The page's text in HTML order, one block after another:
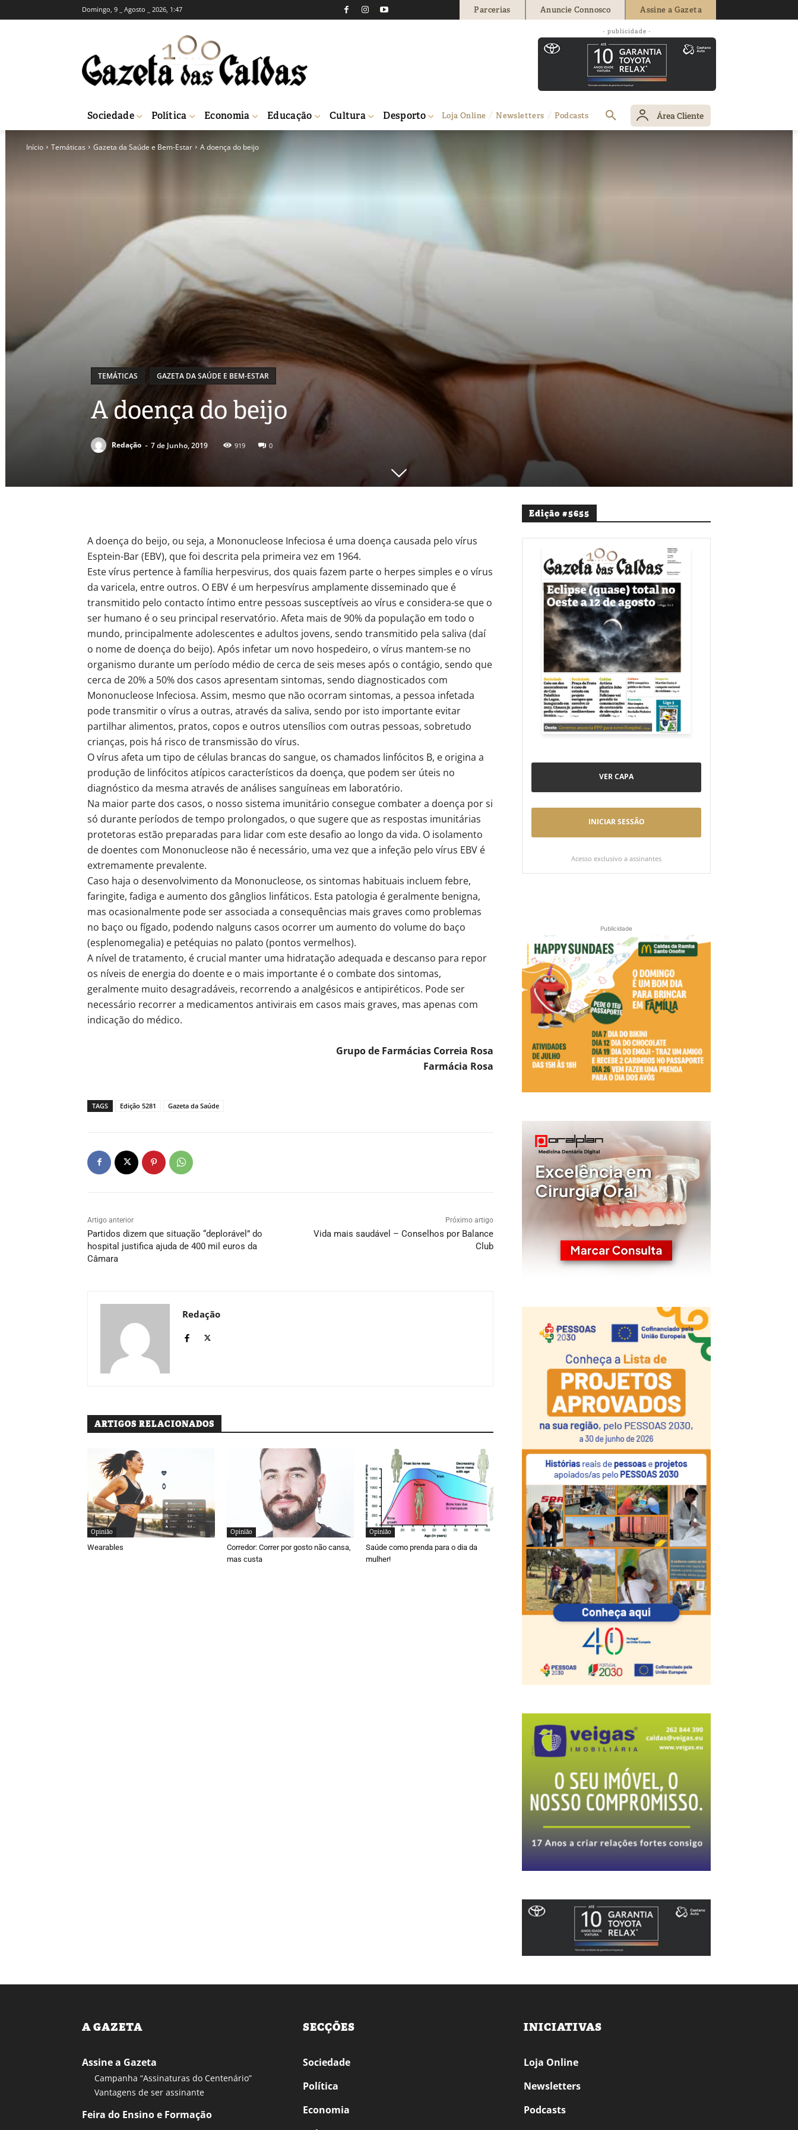
Domingo, 9 _ Agosto _ 2026, 1:47 Parcerias Anuncie Connosco Assine a Gazeta
- publicidade -
Sociedade Política Economia Educação Cultura Desporto Loja Online Newsletters Podcasts Área Cliente
Início Temáticas Gazeta da Saúde e Bem-Estar A doença do beijo
TEMÁTICAS GAZETA DA SAÚDE E BEM-ESTAR
A doença do beijo
Redação - 7 de Junho, 2019 919 0
A doença do beijo, ou seja, a Mononucleose Infeciosa é uma doença causada pelo vírus
Esptein-Bar (EBV), que foi descrita pela primeira vez em 1964.
Este vírus pertence à família herpesvirus, dos quais fazem parte o herpes simples e o vírus
da varicela, entre outros. O EBV é um herpesvírus amplamente disseminado que é
transmitido pelo contacto íntimo entre pessoas susceptíveis ao vírus e considera-se que o
ser humano é o seu principal reservatório. Afeta mais de 90% da população em todo o
mundo, principalmente adolescentes e adultos jovens, sendo transmitido pela saliva (daí
o nome de doença do beijo). Após infetar um novo hospedeiro, o vírus mantem-se no
organismo durante um período médio de cerca de seis meses após o contágio, sendo que
cerca de 20% a 50% dos casos apresentam sintomas, sendo diagnosticados com
Mononucleose Infeciosa. Assim, mesmo que não ocorram sintomas, a pessoa infetada
pode transmitir o vírus a outras, através da saliva, sendo por isto importante evitar
partilhar alimentos, pratos, copos e outros utensílios com outras pessoas, sobretudo
crianças, pois há risco de transmissão do vírus.
O vírus afeta um tipo de células brancas do sangue, os chamados linfócitos B, e origina a
produção de linfócitos atípicos característicos da doença, que podem ser úteis no
diagnóstico da mesma através de análises sanguíneas em laboratório.
Na maior parte dos casos, o nosso sistema imunitário consegue combater a doença por si
só durante períodos de tempo prolongados, o que sugere que as respostas imunitárias
protetoras estão preparadas para lidar com este desafio ao longo da vida. O isolamento
de doentes com Mononucleose não é necessário, uma vez que a infeção pelo vírus EBV é
extremamente prevalente.
Caso haja o desenvolvimento da Mononucleose, os sintomas habituais incluem febre,
faringite, fadiga e aumento dos gânglios linfáticos. Esta patologia é geralmente benigna,
mas ocasionalmente pode ser associada a consequências mais graves como problemas
no baço ou fígado, podendo nalguns casos ocorrer um aumento do volume do baço
(esplenomegalia) e petéquias no palato (pontos vermelhos).
A nível de tratamento, é crucial manter uma hidratação adequada e descanso para repor
os níveis de energia do doente e o mais importante é o combate dos sintomas,
geralmente muito desagradáveis, recorrendo a analgésicos e antipiréticos. Pode ser
necessário recorrer a medicamentos antivirais em casos mais graves, mas apenas com
indicação do médico.
Grupo de Farmácias Correia Rosa
Farmácia Rosa
TAGS Edição 5281 Gazeta da Saúde
Artigo anterior
Partidos dizem que situação “deplorável” do
hospital justifica ajuda de 400 mil euros da
Câmara
Próximo artigo
Vida mais saudável – Conselhos por Balance
Club
Redação
ARTIGOS RELACIONADOS
Opinião
Wearables
Opinião
Corredor: Correr por gosto não cansa,
mas custa
Opinião
Saúde como prenda para o dia da
mulher!
Edição #5655
VER CAPA
INICIAR SESSÃO
Acesso exclusivo a assinantes
Publicidade
A GAZETA
Assine a Gazeta
Campanha “Assinaturas do Centenário”
Vantagens de ser assinante
Feira do Ensino e Formação
SECÇÕES
Sociedade
Política
Economia
INICIATIVAS
Loja Online
Newsletters
Podcasts